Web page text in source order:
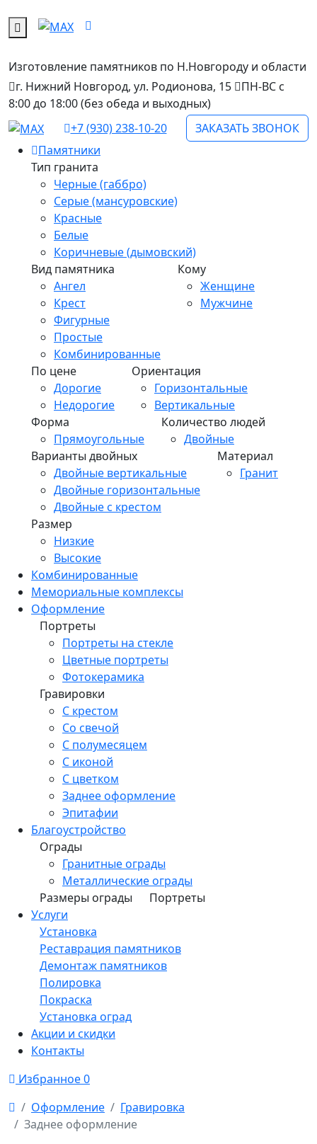
Изготовление памятников по Н.Новгороду и области
г. Нижний Новгород, ул. Родионова, 15
ПН-ВС с
8:00 до 18:00 (без обеда и выходных)
+7 (930) 238-10-20
ЗАКАЗАТЬ ЗВОНОК
Памятники
Тип гранита
Черные (габбро)
Серые (мансуровские)
Красные
Белые
Коричневые (дымовский)
Вид памятника
Ангел
Крест
Фигурные
Простые
Комбинированные
Кому
Женщине
Мужчине
По цене
Дорогие
Недорогие
Ориентация
Горизонтальные
Вертикальные
Форма
Прямоугольные
Количество людей
Двойные
Варианты двойных
Двойные вертикальные
Двойные горизонтальные
Двойные с крестом
Материал
Гранит
Размер
Низкие
Высокие
Комбинированные
Мемориальные комплексы
Оформление
Портреты
Портреты на стекле
Цветные портреты
Фотокерамика
Гравировки
С крестом
Со свечой
С полумесяцем
С иконой
С цветком
Заднее оформление
Эпитафии
Благоустройство
Ограды
Гранитные ограды
Металлические ограды
Размеры ограды
Портреты
Услуги
Установка
Реставрация памятников
Демонтаж памятников
Полировка
Покраска
Установка оград
Акции и скидки
Контакты
Избранное0
Оформление
Гравировка
Заднее оформление